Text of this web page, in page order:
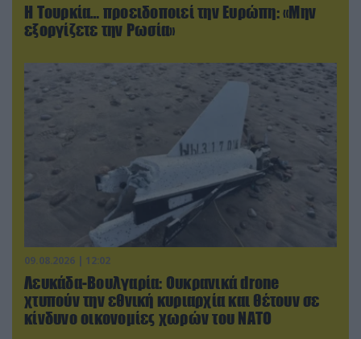
Η Τουρκία… προειδοποιεί την Ευρώπη: «Μην
εξοργίζετε την Ρωσία»
09.08.2026 | 12:02
Λευκάδα-Βουλγαρία: Ουκρανικά drone
χτυπούν την εθνική κυριαρχία και θέτουν σε
κίνδυνο οικονομίες χωρών του ΝΑΤΟ